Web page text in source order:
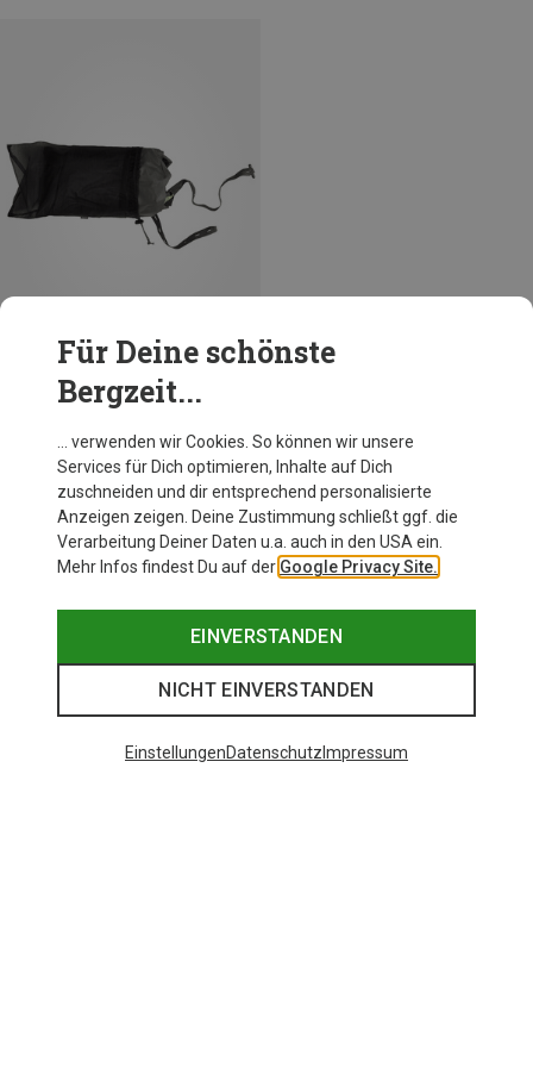
Du sparst 19%
Für Deine schönste
Bergzeit...
… verwenden wir Cookies. So können wir unsere
Services für Dich optimieren, Inhalte auf Dich
zuschneiden und dir entsprechend personalisierte
Anzeigen zeigen. Deine Zustimmung schließt ggf. die
Verarbeitung Deiner Daten u.a. auch in den USA ein.
Mehr Infos findest Du auf der Google Privacy Site.
EINVERSTANDEN
NICHT EINVERSTANDEN
EinstellungenDatenschutz Impressum